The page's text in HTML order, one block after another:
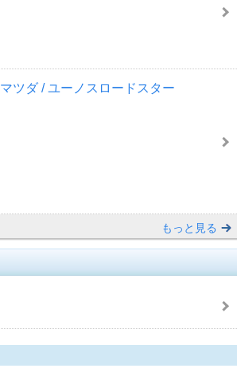
マツダ / ユーノスロードスター
もっと見る